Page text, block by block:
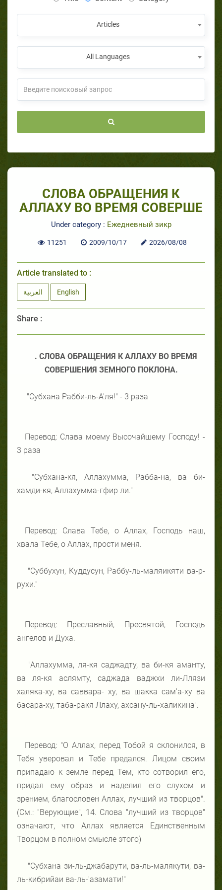
Articles
All Languages
СЛОВА ОБРАЩЕНИЯ К
АЛЛАХУ ВО ВРЕМЯ СОВЕРШЕ
Under category : Ежедневный зикр
11251 2009/10/17 2026/08/08
Article translated to :
العربية English
Share :
. СЛОВА ОБРАЩЕНИЯ К АЛЛАХУ ВО ВРЕМЯ
СОВЕРШЕНИЯ ЗЕМНОГО ПОКЛОНА.
"Субхана Рабби-ль-А'ля!" - 3 раза
Перевод: Слава моему Высочайшему Господу! -
3 раза
"Субхана-кя, Аллахумма, Рабба-на, ва би-
хамди-кя, Аллахумма-гфир ли."
Перевод: Слава Тебе, о Аллах, Господь наш,
хвала Тебе, о Аллах, прости меня.
"Суббухун, Куддусун, Раббу-ль-маляикяти ва-р-
рухи."
Перевод: Преславный, Пресвятой, Господь
ангелов и Духа.
"Аллахумма, ля-кя саджадту, ва би-кя аманту,
ва ля-кя аслямту, саджада ваджхи ли-Ллязи
халяка-ху, ва саввара- ху, ва шакка сам'а-ху ва
басара-ху, таба-ракя Ллаху, ахсану-ль-халикина".
Перевод: "О Аллах, перед Тобой я склонился, в
Тебя уверовал и Тебе предался. Лицом своим
припадаю к земле перед Тем, кто сотворил его,
придал ему образ и наделил его слухом и
зрением, благословен Аллах, лучший из творцов".
(См.: "Верующие", 14. Слова "лучший из творцов"
означают, что Аллах является Единственным
Творцом в полном смысле этого)
"Субхана зи-ль-джабарути, ва-ль-малякути, ва-
ль-кибрийаи ва-ль-'азамати!"